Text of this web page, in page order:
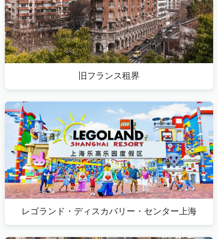
旧フランス租界
レゴランド・ディスカバリー・センター上海